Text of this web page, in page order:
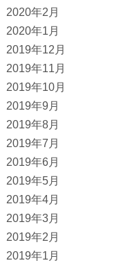
2020年2月
2020年1月
2019年12月
2019年11月
2019年10月
2019年9月
2019年8月
2019年7月
2019年6月
2019年5月
2019年4月
2019年3月
2019年2月
2019年1月